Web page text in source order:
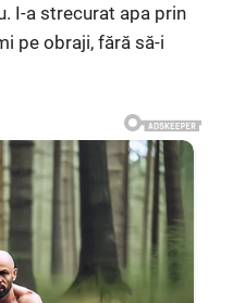
I-a strecurat apa prin
pe obraji, fără să-i